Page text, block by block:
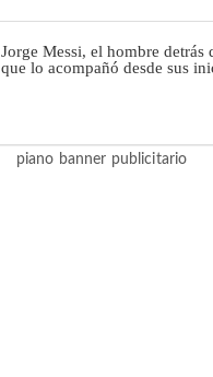
Jorge Messi, el hombre
que lo acompañó desde sus